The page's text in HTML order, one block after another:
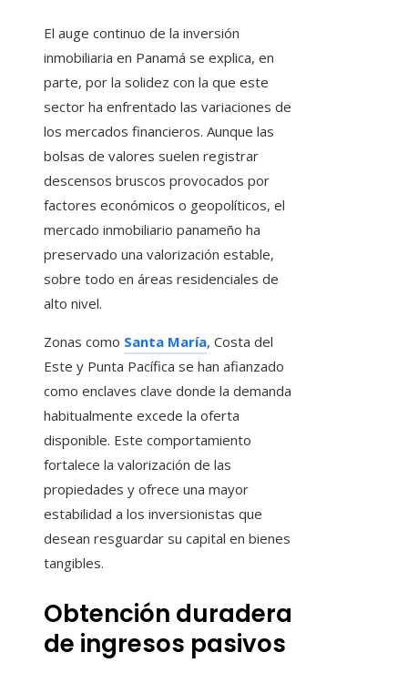
El auge continuo de la inversión
inmobiliaria en Panamá se explica, en
parte, por la solidez con la que este
sector ha enfrentado las variaciones de
los mercados financieros. Aunque las
bolsas de valores suelen registrar
descensos bruscos provocados por
factores económicos o geopolíticos, el
mercado inmobiliario panameño ha
preservado una valorización estable,
sobre todo en áreas residenciales de
alto nivel.
Zonas como Santa María, Costa del
Este y Punta Pacífica se han afianzado
como enclaves clave donde la demanda
habitualmente excede la oferta
disponible. Este comportamiento
fortalece la valorización de las
propiedades y ofrece una mayor
estabilidad a los inversionistas que
desean resguardar su capital en bienes
tangibles.
Obtención duradera
de ingresos pasivos